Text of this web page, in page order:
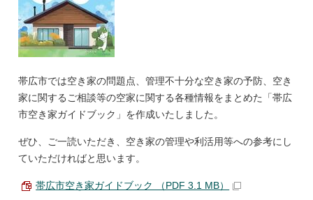
帯広市では空き家の問題点、管理不十分な空き家の予防、空き
家に関するご相談等の空家に関する各種情報をまとめた「帯広
市空き家ガイドブック」を作成いたしました。
ぜひ、ご一読いただき、空き家の管理や利活用等への参考にし
ていただければと思います。
帯広市空き家ガイドブック （PDF 3.1 MB）